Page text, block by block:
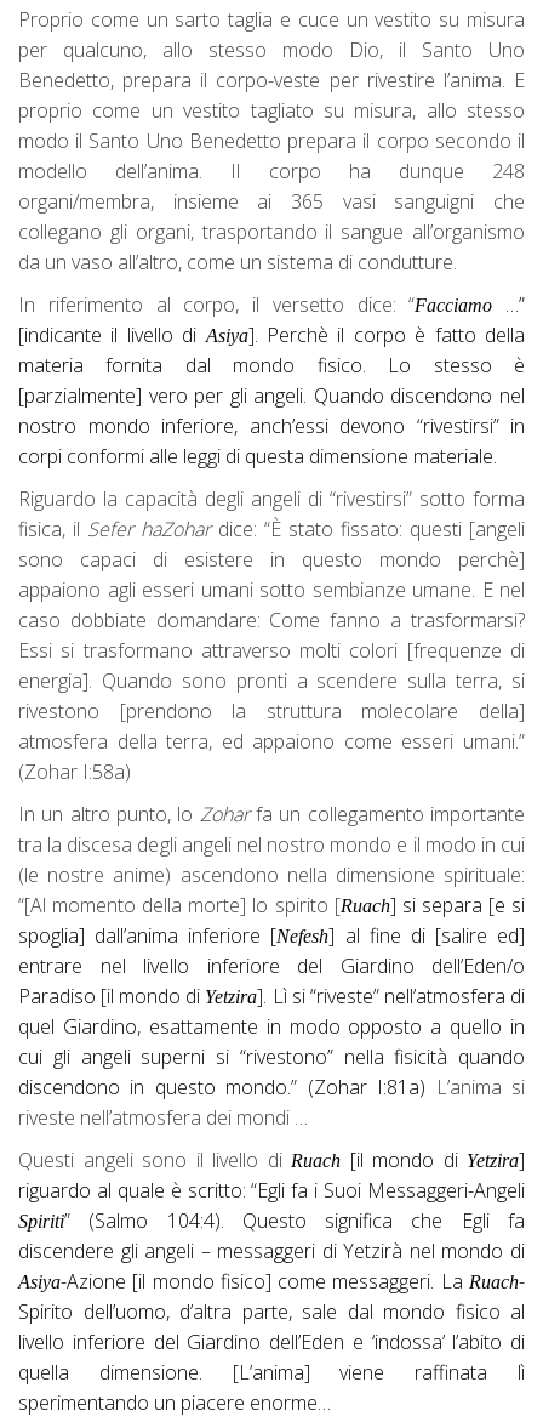
Proprio come un sarto taglia e cuce un vestito su misura
per qualcuno, allo stesso modo Dio, il Santo Uno
Benedetto, prepara il corpo-veste per rivestire l’anima. E
proprio come un vestito tagliato su misura, allo stesso
modo il Santo Uno Benedetto prepara il corpo secondo il
modello dell’anima. Il corpo ha dunque 248
organi/membra, insieme ai 365 vasi sanguigni che
collegano gli organi, trasportando il sangue all’organismo
da un vaso all’altro, come un sistema di condutture.
In riferimento al corpo, il versetto dice: “Facciamo
…”
[indicante il livello diAsiya]. Perchè il corpo è fatto della
materia fornita dal mondo fisico. Lo stesso è
[parzialmente] vero per gli angeli. Quando discendono nel
nostro mondo inferiore, anch’essi devono “rivestirsi” in
corpi conformi alle leggi di questa dimensione materiale.
Riguardo la capacità degli angeli di “rivestirsi” sotto forma
fisica, il Sefer haZohar dice: “È stato fissato: questi [angeli
sono capaci di esistere in questo mondo perchè]
appaiono agli esseri umani sotto sembianze umane. E nel
caso dobbiate domandare: Come fanno a trasformarsi?
Essi si trasformano attraverso molti colori [frequenze di
energia]. Quando sono pronti a scendere sulla terra, si
rivestono [prendono la struttura molecolare della]
atmosfera della terra, ed appaiono come esseri umani.”
(Zohar I:58a)
In un altro punto, lo Zoharfa un collegamento importante
tra la discesa degli angeli nel nostro mondo e il modo in cui
(le nostre anime) ascendono nella dimensione spirituale:
“[Al momento della morte] lo spirito [Ruach] si separa [e si
spoglia] dall’anima inferiore [Nefesh] al fine di [salire ed]
entrare nel livello inferiore del Giardino dell’Eden/o
Paradiso [il mondo di Yetzira]. Lì si “riveste” nell’atmosfera di
quel Giardino, esattamente in modo opposto a quello in
cui gli angeli superni si “rivestono” nella fisicità quando
discendono in questo mondo.” (Zohar I:81a) L’anima si
riveste nell’atmosfera dei mondi …
Questi angeli sono il livello di Ruach [il mondo di Yetzira]
riguardo al quale è scritto: “Egli fa i Suoi Messaggeri-Angeli
Spiriti” (Salmo 104:4). Questo significa che Egli fa
discendere gli angeli – messaggeri di Yetzirà nel mondo di
Asiya-Azione [il mondo fisico] come messaggeri. La Ruach-
Spirito dell’uomo, d’altra parte, sale dal mondo fisico al
livello inferiore del Giardino dell’Eden e ‘indossa’ l’abito di
quella dimensione. [L’anima] viene raffinata lì
sperimentando un piacere enorme…